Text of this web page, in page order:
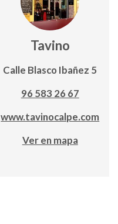
Tavino
Calle Blasco Ibañez 5
96 583 26 67
www.tavinocalpe.com
Ver en mapa